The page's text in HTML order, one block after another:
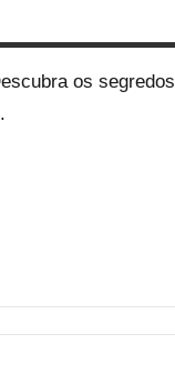
os segredos